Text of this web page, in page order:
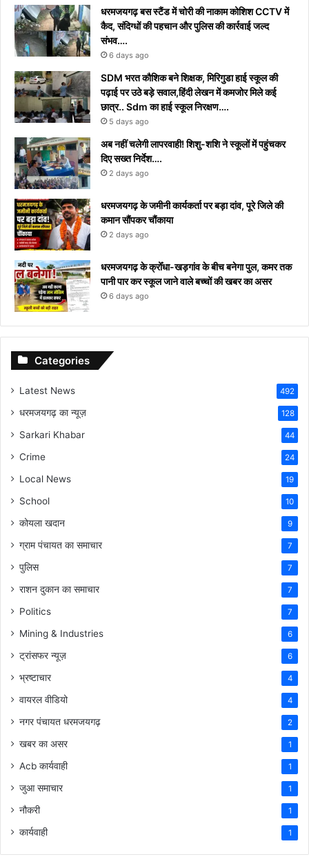
धरमजयगढ़ बस स्टैंड में चोरी की नाकाम कोशिश CCTV में
कैद, संदिग्धों की पहचान और पुलिस की कार्रवाई जल्द
संभव….
6 days ago
​SDM भरत कौशिक बने शिक्षक, मिरिगुडा हाई स्कूल की
पढ़ाई पर उठे बड़े सवाल,हिंदी लेखन में कमजोर मिले कई
छात्र.. Sdm का हाई स्कूल निरक्षण….
5 days ago
अब नहीं चलेगी लापरवाही! शिशु-शशि ने स्कूलों में पहुंचकर
दिए सख्त निर्देश….
2 days ago
धरमजयगढ़ के जमीनी कार्यकर्ता पर बड़ा दांव, पूरे जिले की
कमान सौंपकर चौंकाया
2 days ago
धरमजयगढ़ के क्रोँधा-खड़गांव ​के बीच बनेगा पुल, कमर तक
पानी पार कर स्कूल जाने वाले बच्चों की खबर का असर​
6 days ago
Categories
Latest News 492
धरमजयगढ़ का न्यूज़ 128
Sarkari Khabar 44
Crime 24
Local News 19
School 10
कोयला खदान 9
ग्राम पंचायत का समाचार 7
पुलिस 7
राशन दुकान का समाचार 7
Politics 7
Mining & Industries 6
ट्रांसफर न्यूज़ 6
भ्रष्टाचार 4
वायरल वीडियो 4
नगर पंचायत धरमजयगढ़ 2
खबर का असर 1
Acb कार्यवाही 1
जुआ समाचार 1
नौकरी 1
कार्यवाही 1